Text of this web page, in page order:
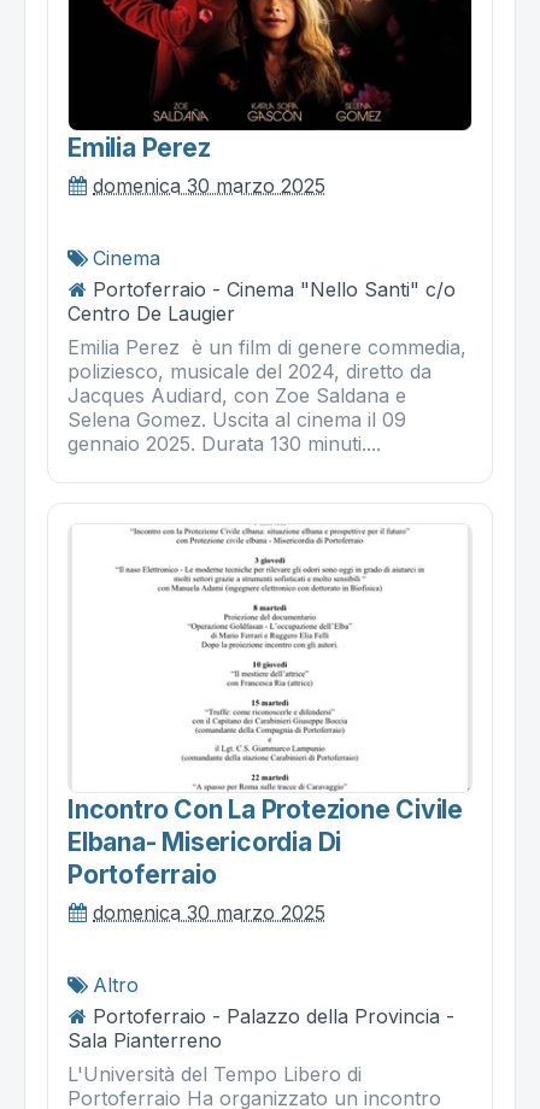
Emilia Perez
domenica 30 marzo 2025
Cinema
Portoferraio - Cinema "Nello Santi" c/o
Centro De Laugier
Emilia Perez è un film di genere commedia,
poliziesco, musicale del 2024, diretto da
Jacques Audiard, con Zoe Saldana e
Selena Gomez. Uscita al cinema il 09
gennaio 2025. Durata 130 minuti....
Incontro Con La Protezione Civile
Elbana- Misericordia Di
Portoferraio
domenica 30 marzo 2025
Altro
Portoferraio - Palazzo della Provincia -
Sala Pianterreno
L'Università del Tempo Libero di
Portoferraio Ha organizzato un incontro